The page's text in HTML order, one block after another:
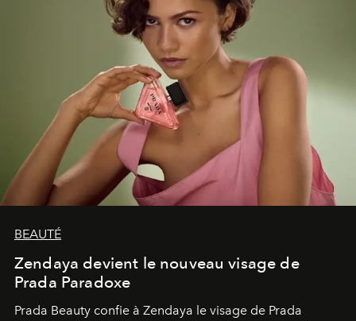
BEAUTÉ
Zendaya devient le nouveau visage de
Prada Paradoxe
Prada Beauty confie à Zendaya le visage de Prada